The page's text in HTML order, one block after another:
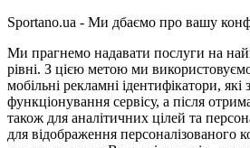
Sportano.ua - Ми дбаємо про вашу
Ми прагнемо надавати послуги на
рівні. З цією метою ми
мобільні рекламні ідентифікатори,
функціонування сервісу, а після
також для аналітичних цілей та
для відображення персоналізованого